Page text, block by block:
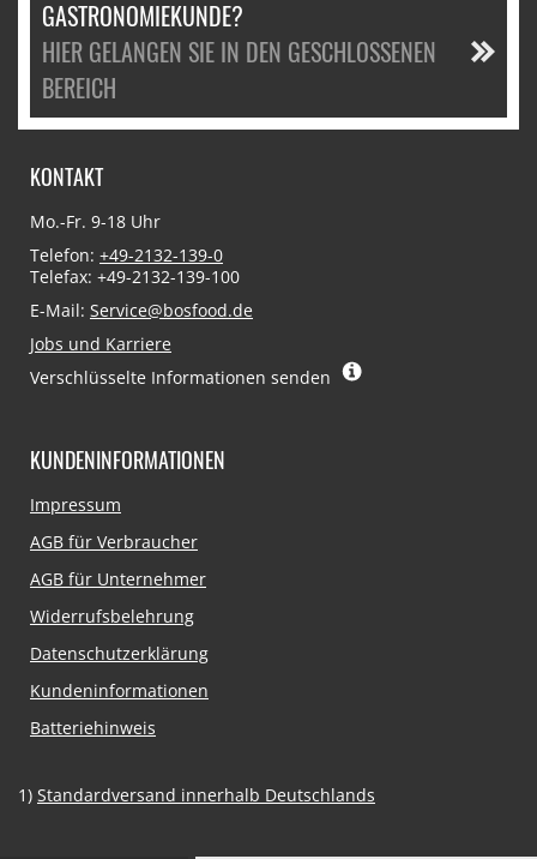
GASTRONOMIEKUNDE?
HIER GELANGEN SIE IN DEN GESCHLOSSENEN
BEREICH
KONTAKT
Mo.-Fr. 9-18 Uhr
Telefon: +49-2132-139-0
Telefax: +49-2132-139-100
E-Mail: Service@bosfood.de
Jobs und Karriere
Verschlüsselte Informationen senden
KUNDENINFORMATIONEN
Navigation
Impressum
AGB für Verbraucher
AGB für Unternehmer
Widerrufsbelehrung
Datenschutzerklärung
Kundeninformationen
Batteriehinweis
1) Standardversand innerhalb Deutschlands